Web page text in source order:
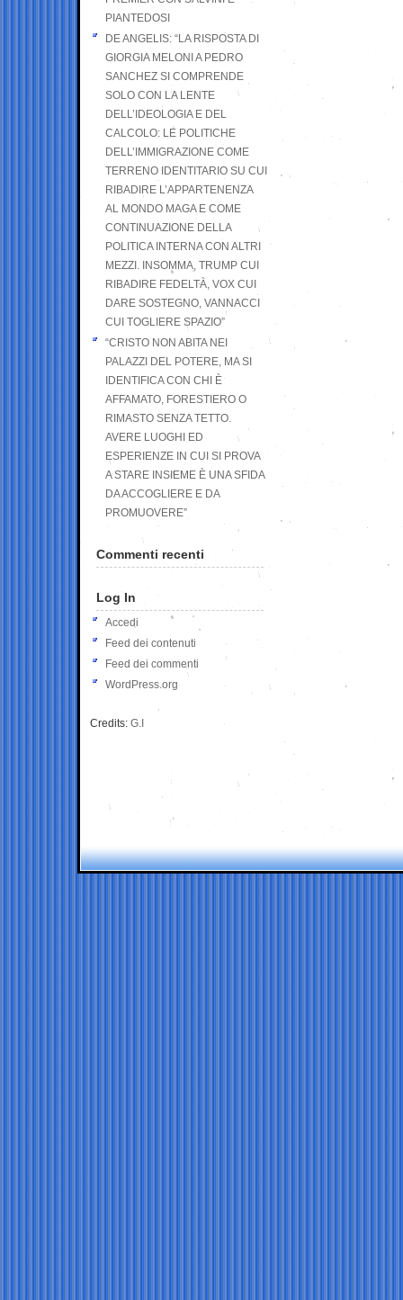
PIANTEDOSI
DE ANGELIS: “LA RISPOSTA DI
GIORGIA MELONI A PEDRO
SANCHEZ SI COMPRENDE
SOLO CON LA LENTE
DELL’IDEOLOGIA E DEL
CALCOLO: LE POLITICHE
DELL’IMMIGRAZIONE COME
TERRENO IDENTITARIO SU CUI
RIBADIRE L’APPARTENENZA
AL MONDO MAGA E COME
CONTINUAZIONE DELLA
POLITICA INTERNA CON ALTRI
MEZZI. INSOMMA, TRUMP CUI
RIBADIRE FEDELTÀ, VOX CUI
DARE SOSTEGNO, VANNACCI
CUI TOGLIERE SPAZIO”
“CRISTO NON ABITA NEI
PALAZZI DEL POTERE, MA SI
IDENTIFICA CON CHI È
AFFAMATO, FORESTIERO O
RIMASTO SENZA TETTO.
AVERE LUOGHI ED
ESPERIENZE IN CUI SI PROVA
A STARE INSIEME È UNA SFIDA
DA ACCOGLIERE E DA
PROMUOVERE”
Commenti recenti
Log In
Accedi
Feed dei contenuti
Feed dei commenti
WordPress.org
Credits: G.I